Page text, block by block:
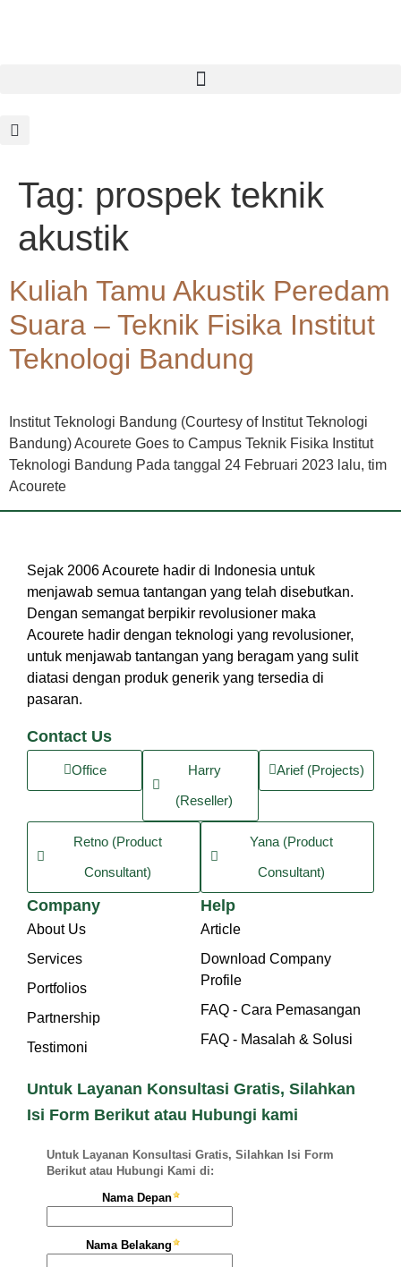
Tag: prospek teknik
akustik
Kuliah Tamu Akustik Peredam
Suara – Teknik Fisika Institut
Teknologi Bandung
Institut Teknologi Bandung (Courtesy of Institut Teknologi
Bandung) Acourete Goes to Campus Teknik Fisika Institut
Teknologi Bandung Pada tanggal 24 Februari 2023 lalu, tim
Acourete
Sejak 2006 Acourete hadir di Indonesia untuk
menjawab semua tantangan yang telah disebutkan.
Dengan semangat berpikir revolusioner maka
Acourete hadir dengan teknologi yang revolusioner,
untuk menjawab tantangan yang beragam yang sulit
diatasi dengan produk generik yang tersedia di
pasaran.
Contact Us
Office
Harry
(Reseller)
Arief (Projects)
Retno (Product
Consultant)
Yana (Product
Consultant)
Company
About Us
Services
Portfolios
Partnership
Testimoni
Help
Article
Download Company
Profile
FAQ - Cara Pemasangan
FAQ - Masalah & Solusi
Untuk Layanan Konsultasi Gratis, Silahkan
Isi Form Berikut atau Hubungi kami